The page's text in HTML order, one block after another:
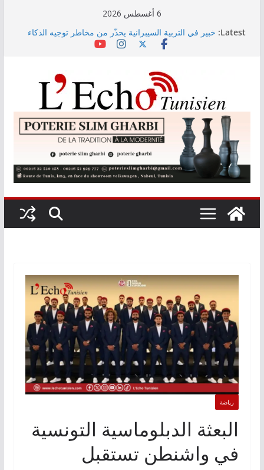
6 أغسطس 2026
Latest: خبير في التربية السيبرانية يحذّر من مخاطر توجيه الذكاء
الاصطناعي التوليدي لتفاعلات المستخدمين
وزارة التربية تنشر نتائج حركة نقل تقريب الأزواج لمدرّسي
التعليم الابتدائي لسنة 2026
رئيس الجمهورية يُشــدد على أن حقّ الدّولة في استرجاع
أموال الشّعب التونسي لن يسقط بالتّقادم
معهد الإحصاء: مؤشر أسعار الاستهلاك يرتفع بنسبة 0,2%
خلال شهر جويلية 2026
رياضة
البعثة الدبلوماسية التونسية
في واشنطن تستقبل